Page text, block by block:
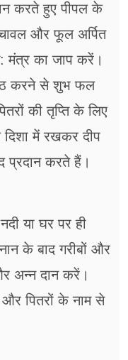
करते हुए पीपल के
और फूल अर्पित
मंत्र का जाप करें।
करने से शुभ फल
की तृप्ति के लिए
दिशा में रखकर दीप
प्रदान करते हैं।
या घर पर ही
के बाद गरीबों और
अन्न दान करें।
पितरों के नाम से